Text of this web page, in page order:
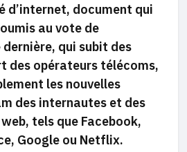
d’internet, document qui
au vote de
qui subit des
des opérateurs télécoms,
les nouvelles
des internautes et des
tels que Facebook,
Google ou Netflix.